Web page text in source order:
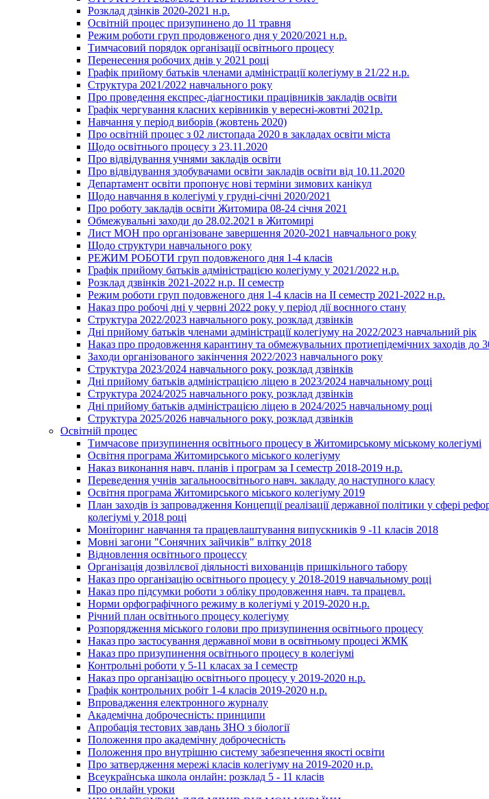
Розклад дзінків 2020-2021 н.р.
Освітній процес призупинено до 11 травня
Режим роботи груп продовженого дня у 2020/2021 н.р.
Тимчасовий порядок організації освітнього процесу
Перенесення робочих днів у 2021 році
Графік прийому батьків членами адміністрації колегіуму в 21/22 н.р.
Структура 2021/2022 навчального року
Про проведення експрес-діагностики працівників закладів освіти
Графік чергування класних керівників у вересні-жовтні 2021р.
Навчання у період виборів (жовтень 2020)
Про освітній процес з 02 листопада 2020 в закладах освіти міста
Щодо освітнього процесу з 23.11.2020
Про відвідування учнями закладів освіти
Про відвідування здобувачами освіти закладів освіти від 10.11.2020
Департамент освіти пропонує нові терміни зимових канікул
Щодо навчання в колегіумі у грудні-січні 2020/2021
Про роботу закладів освіти Житомира 08-24 січня 2021
Обмежувальні заходи до 28.02.2021 в Житомирі
Лист МОН про організоване завершення 2020-2021 навчального року
Щодо структури навчального року
РЕЖИМ РОБОТИ груп подовженого дня 1-4 класів
Графік прийому батьків адміністрацією колегіуму у 2021/2022 н.р.
Розклад дзвінків 2021-2022 н.р. ІІ семестр
Режим роботи груп подовженого дня 1-4 класів на ІІ семестр 2021-2022 н.р.
Наказ про робочі дні у червні 2022 року у період дії воєнного стану
Структура 2022/2023 навчального року, розклад дзвінків
Дні прийому батьків членами адміністрації колегіуму на 2022/2023 навчальний рік
Наказ про продовження карантину та обмежувальних протиепідемічних заходів до
Заходи організованого закінчення 2022/2023 навчального року
Структура 2023/2024 навчального року, розклад дзвінків
Дні прийому батьків адміністрацією ліцею в 2023/2024 навчальному році
Структура 2024/2025 навчального року, розклад дзвінків
Дні прийому батьків адміністрацією ліцею в 2024/2025 навчальному році
Структура 2025/2026 навчального року, розклад дзвінків
Освітній процес
Тимчасове призупинення освітнього процесу в Житомирському міському колегіумі
Освітня програма Житомирського міського колегіуму
Наказ виконання навч. планів і програм за І семестр 2018-2019 н.р.
Переведення учнів загальноосвітнього навч. закладу до наступного класу
Освітня програма Житомирського міського колегіуму 2019
План заходів із запровадження Концепції реалізації державної політики у сфері
колегіумі у 2018 році
Моніторинг навчання та працевлаштування випускників 9 -11 класів 2018
Мовні загони "Сонячних зайчиків" влітку 2018
Відновлення освітнього процессу
Організація дозвіллєвої діяльності вихованців пришкільного табору
Наказ про організацію освітнього процесу у 2018-2019 навчальному році
Наказ про підсумки роботи з обліку продовження навч. та працевл.
Норми орфографічного режиму в колегіумі у 2019-2020 н.р.
Річний план освітнього процесу колегіуму
Розпорядження міського голови про призупинення освітнього процесу
Наказ про застосування державної мови в освітньому процесі ЖМК
Наказ про призупинення освітнього процесу в колегіумі
Контрольні роботи у 5-11 класах за І семестр
Наказ про організацію освітнього процесу у 2019-2020 н.р.
Графік контрольних робіт 1-4 класів 2019-2020 н.р.
Впровадження електронного журналу
Академічна доброчесність: принципи
Апробація тестових завдань ЗНО з біології
Положення про академічну доброчесність
Положення про внутрішню систему забезпечення якості освіти
Про затвердження мережі класів колегіуму на 2019-2020 н.р.
Всеукраїнська школа онлайн: розклад 5 - 11 класів
Про онлайн уроки